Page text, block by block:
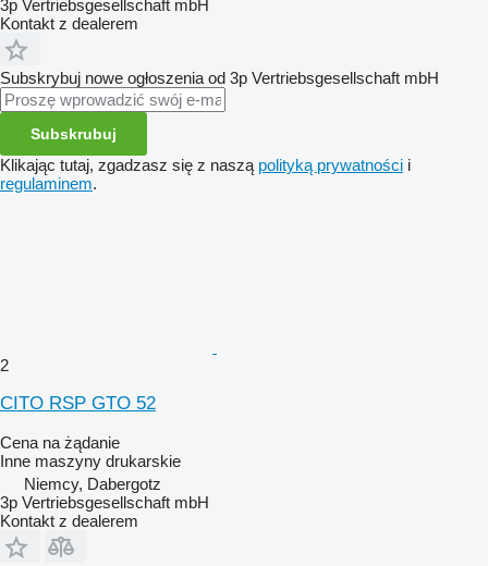
3p Vertriebsgesellschaft mbH
Kontakt z dealerem
Subskrybuj nowe ogłoszenia od 3p Vertriebsgesellschaft mbH
Subskrubuj
Klikając tutaj, zgadzasz się z naszą polityką prywatności i
regulaminem.
2
CITO RSP GTO 52
Cena na żądanie
Inne maszyny drukarskie
Niemcy, Dabergotz
3p Vertriebsgesellschaft mbH
Kontakt z dealerem